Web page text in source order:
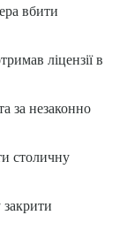
вбити
ліцензії в
за незаконно
столичну